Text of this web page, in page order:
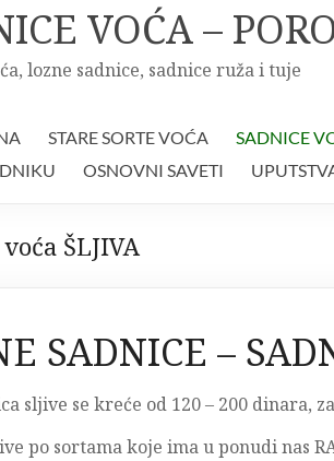
VOĆA –
lozne sadnice, sadnice ruža i tuje
STARE SORTE VOĆA SADNICE
OSNOVNI SAVETI
ŠLJIVA
SADNICE –
sljive se kreće od 120 – 200
po sortama koje ima u ponudi nas